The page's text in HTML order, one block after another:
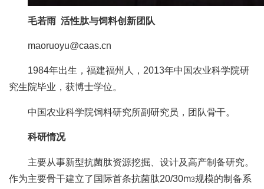
教
毛若雨 活性肽与饲料创新团队
maoruoyu@caas.cn
1984年出生，福建福州人，2013年中国农业科学院研
究生院毕业，获博士学位。
中国农业科学院饲料研究所副研究员，团队骨干。
科研情况
主要从事新型抗菌肽资源挖掘、设计及高产制备研究。
作为主要骨干建立了国际首条抗菌肽20/30m3规模的制备系